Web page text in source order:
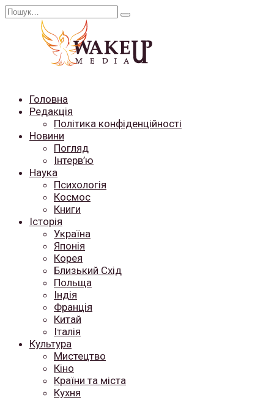
Перейти
Search
Головна
Редакція
Політика конфіденційності
Новини
Погляд
Інтерв’ю
Наука
Психологія
Космос
Книги
Історія
Україна
Японія
Корея
Близький Схід
Польща
Індія
Франція
Китай
Італія
Культура
Мистецтво
Кіно
Країни та міста
Кухня